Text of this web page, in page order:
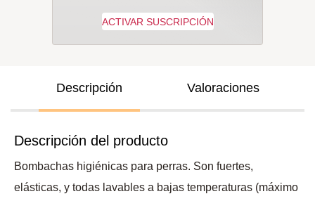
Descripción Valoraciones
Descripción del producto
Bombachas higiénicas para perras. Son fuertes,
elásticas, y todas lavables a bajas temperaturas (máximo